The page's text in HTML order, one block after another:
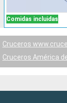
Comidas incluidas
Cruceros
Cruceros América